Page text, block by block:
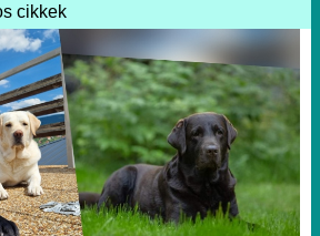
cikkek